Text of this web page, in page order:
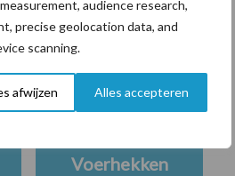
audience research,
precise geolocation data, and
scanning.
afwijzen Alles accepteren
Bemesting
Voerhekken